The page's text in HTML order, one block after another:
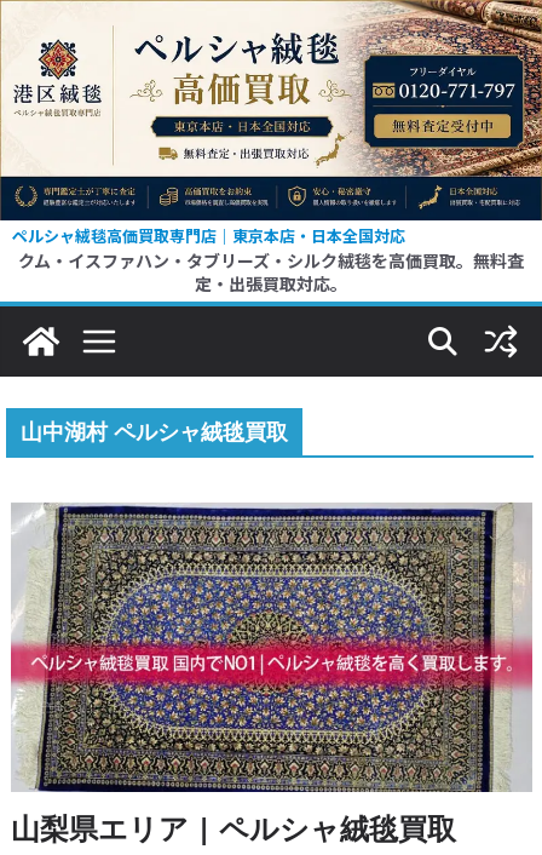
テ
へ
ス
ッ
ペルシャ絨毯高価買取専門店｜東京本店・日本全国対応
クム・イスファハン・タブリーズ・シルク絨毯を高価買取。無料査
定・出張買取対応。
山中湖村 ペルシャ絨毯買取
山梨県エリア | ペルシャ絨毯買取